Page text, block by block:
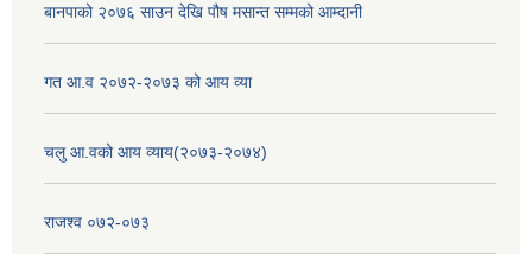
बानपाको २०७६ साउन देखि पौष मसान्त सम्मको आम्दानी
गत आ.व २०७२-२०७३ को आय व्या
चलु आ.वको आय व्याय(२०७३-२०७४)
राजश्व ०७२-०७३